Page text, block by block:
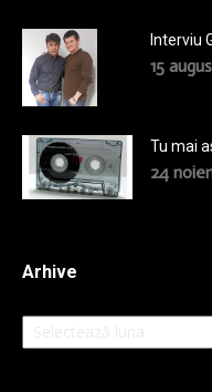
Interviu
15
Tu mai
24
Arhive
Arhive